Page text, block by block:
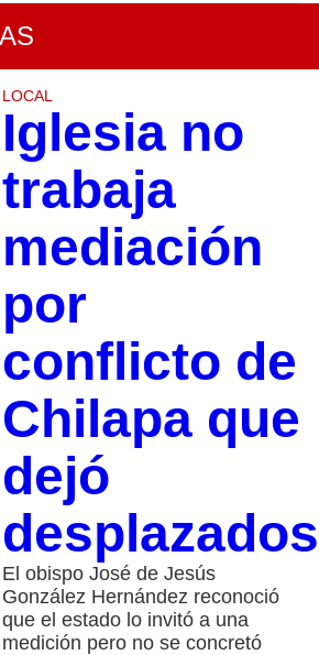
LOCAL
Iglesia no
trabaja
mediación
por
conflicto de
Chilapa que
dejó
desplazados
El obispo José de Jesús
González Hernández reconoció
que el estado lo invitó a una
medición pero no se concretó